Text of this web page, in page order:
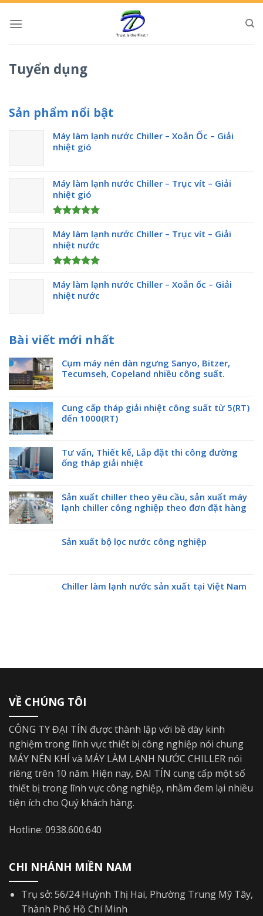
Chuyển
đến
Tuyển dụng
Sản phẩm nổi bật
Máy làm lạnh nước Chiller – Xoắn Ốc – Giải
nhiệt gió
Máy làm lạnh nước Chiller – Trục vít – Giải
nhiệt gió
hạng5.00
5 sao
Máy làm lạnh nước Chiller – Trục vít – Giải
nhiệt nước
hạng5.00
5 sao
Máy làm lạnh nước Chiller – Xoắn ốc – Giải
nhiệt nước
Bài viết mới nhất
Cụm máy nén dàn ngưng Sanyo, Bitzer,
Tecumseh, Copeland nhiều công suất.
Cung cấp tháp giải nhiệt công suất từ 5(RT)
đến 1000(RT)
Tư vấn, Thiết kế, Lắp đặt thi công đường
ống tháp giải nhiệt
Sản xuất chiller theo yêu cầu, sản xuất máy
lạnh chiller công nghiệp theo đơn đặt hàng
Sản xuất bộ lọc nước công nghiệp
Chiller làm lạnh nước sản xuất tại Việt Nam
VỀ CHÚNG TÔI
CÔNG TY ĐẠI TÍN được thành lập với bề dày kinh
nghiệm trong lĩnh vực thiết bị công nghiệp nói chung
MÁY NÉN KHÍ và MÁY LÀM LẠNH NƯỚC CHILLER nói
riêng trên 10 năm. Hiện nay, ĐẠI TÍN cung cấp một số
thiết bị trong lĩnh vực công nghiệp, nhằm đem lại nhiều
tiện ích cho Quý khách hàng.
Hotline: 0938.600.640
CHI NHÁNH MIỀN NAM
Trụ sở: 56/24 Huỳnh Thị Hai, Phường Trung Mỹ Tây,
Thành Phố Hồ Chí Minh